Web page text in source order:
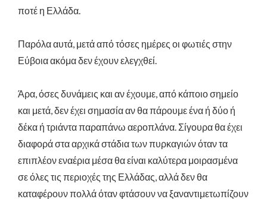
ποτέ η Ελλάδα.
Παρόλα αυτά, μετά από τόσες ημέρες οι φωτιές στην
Εύβοια ακόμα δεν έχουν ελεγχθεί.
Άρα, όσες δυνάμεις και αν έχουμε, από κάποιο σημείο
και μετά, δεν έχει σημασία αν θα πάρουμε ένα ή δύο ή
δέκα ή τριάντα παραπάνω αεροπλάνα. Σίγουρα θα έχει
διαφορά στα αρχικά στάδια των πυρκαγιών όταν τα
επιπλέον εναέρια μέσα θα είναι καλύτερα μοιρασμένα
σε όλες τις περιοχές της Ελλάδας, αλλά δεν θα
καταφέρουν πολλά όταν φτάσουν να ξαναντιμετωπίζουν